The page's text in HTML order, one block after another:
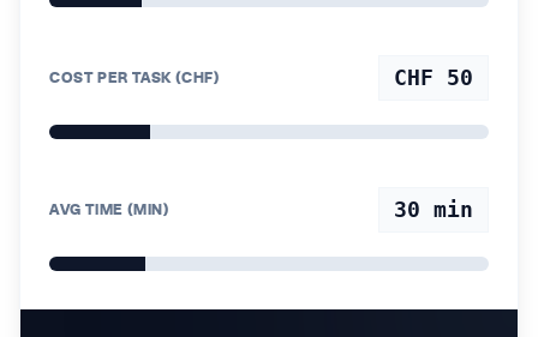
COST PER TASK (CHF) CHF 50
AVG TIME (MIN) 30 min